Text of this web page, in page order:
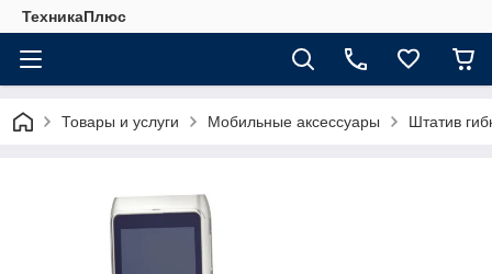
ТехникаПлюс
Товары и услуги Мобильные аксессуары Штатив